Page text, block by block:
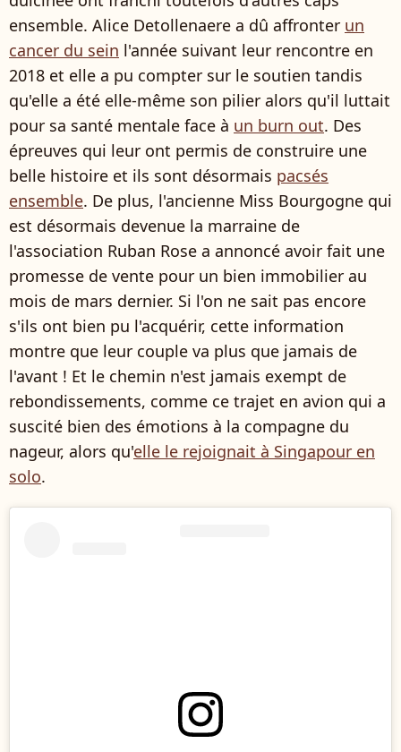
ensemble. Alice Detollenaere a dû affronter un
cancer du sein l'année suivant leur rencontre en
2018 et elle a pu compter sur le soutien tandis
qu'elle a été elle-même son pilier alors qu'il luttait
pour sa santé mentale face à un burn out. Des
épreuves qui leur ont permis de construire une
belle histoire et ils sont désormais pacsés
ensemble. De plus, l'ancienne Miss Bourgogne qui
est désormais devenue la marraine de
l'association Ruban Rose a annoncé avoir fait une
promesse de vente pour un bien immobilier au
mois de mars dernier. Si l'on ne sait pas encore
s'ils ont bien pu l'acquérir, cette information
montre que leur couple va plus que jamais de
l'avant ! Et le chemin n'est jamais exempt de
rebondissements, comme ce trajet en avion qui a
suscité bien des émotions à la compagne du
nageur, alors qu'elle le rejoignait à Singapour en
solo.